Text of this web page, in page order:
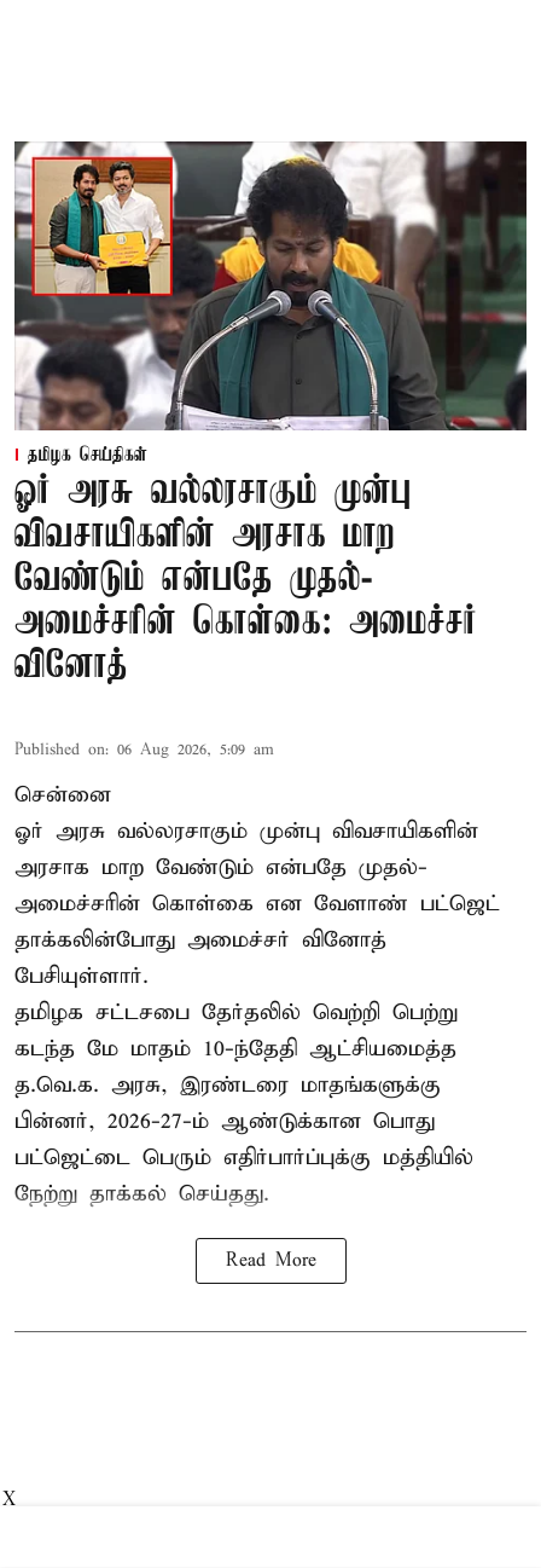
தமிழக செய்திகள்
ஓர் அரசு வல்லரசாகும் முன்பு
விவசாயிகளின் அரசாக மாற
வேண்டும் என்பதே முதல்-
அமைச்சரின் கொள்கை: அமைச்சர்
வினோத்
Published on: 06 Aug 2026, 5:09 am
சென்னை
ஓர் அரசு வல்லரசாகும் முன்பு விவசாயிகளின்
அரசாக மாற வேண்டும் என்பதே முதல்-
அமைச்சரின் கொள்கை என வேளாண் பட்ஜெட்
தாக்கலின்போது அமைச்சர் வினோத்
பேசியுள்ளார்.
தமிழக சட்டசபை தேர்தலில் வெற்றி பெற்று
கடந்த மே மாதம் 10-ந்தேதி ஆட்சியமைத்த
த.வெ.க. அரசு, இரண்டரை மாதங்களுக்கு
பின்னர், 2026-27-ம் ஆண்டுக்கான பொது
பட்ஜெட்டை பெரும் எதிர்பார்ப்புக்கு மத்தியில்
நேற்று தாக்கல் செய்தது.
Read More
X